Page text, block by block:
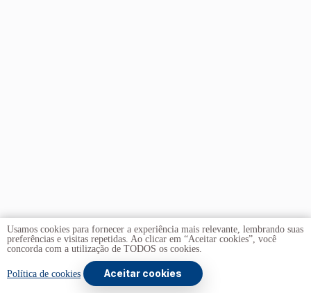
Copyright © 2026 - Universidade de Brasília
. Todos os
Usamos cookies para fornecer a experiência mais relevante, lembrando suas
preferências e visitas repetidas. Ao clicar em “Aceitar cookies”, você
concorda com a utilização de TODOS os cookies.
Política de cookies Aceitar cookies